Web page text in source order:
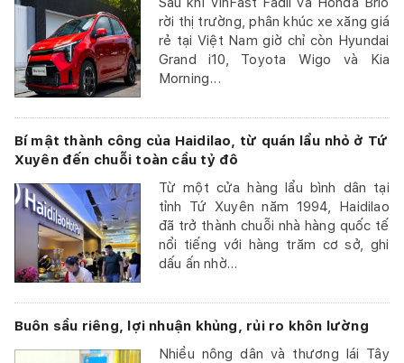
rời thị trường, phân khúc xe xăng giá
rẻ tại Việt Nam giờ chỉ còn Hyundai
Grand i10, Toyota Wigo và Kia
Morning...
Bí mật thành công của Haidilao, từ quán lẩu nhỏ ở Tứ
Xuyên đến chuỗi toàn cầu tỷ đô
Từ một cửa hàng lẩu bình dân tại
tỉnh Tứ Xuyên năm 1994, Haidilao
đã trở thành chuỗi nhà hàng quốc tế
nổi tiếng với hàng trăm cơ sở, ghi
dấu ấn nhờ...
Buôn sầu riêng, lợi nhuận khủng, rủi ro khôn lường
Nhiều nông dân và thương lái Tây